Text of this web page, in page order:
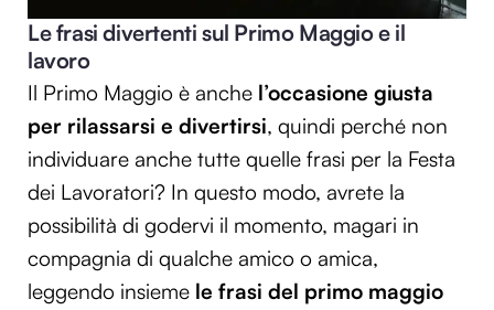
Le frasi divertenti sul Primo Maggio e il
lavoro
Il Primo Maggio è anche l’occasione giusta
per rilassarsi e divertirsi, quindi perché non
individuare anche tutte quelle frasi per la Festa
dei Lavoratori? In questo modo, avrete la
possibilità di godervi il momento, magari in
compagnia di qualche amico o amica,
leggendo insieme le frasi del primo maggio